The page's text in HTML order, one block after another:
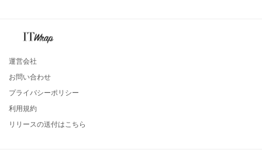
運営会社
お問い合わせ
プライバシーポリシー
利用規約
リリースの送付はこちら